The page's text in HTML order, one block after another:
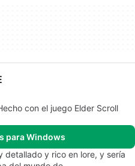
con el juego Elder Scroll
para Windows
detallado y rico en lore, y sería